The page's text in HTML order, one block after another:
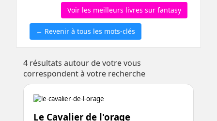
Voir les meilleurs livres sur fantasy
← Revenir à tous les mots-clés
4résultats autour de votre vous
correspondent à votre recherche
Le Cavalier de l'orage